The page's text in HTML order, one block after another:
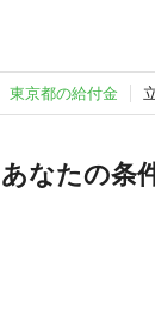
東京都の給付金
あなたの条